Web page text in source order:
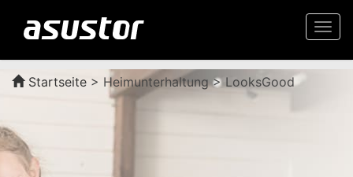
Startseite > Heimunterhaltung > LooksGood